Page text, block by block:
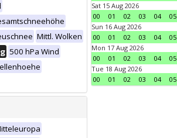
Mittl. Wolken
500 hPa Wind
Sat 15 Aug 2026
00
01 02 03 04 05
Sun 16 Aug 2026
00
01 02 03 04 05
Mon 17 Aug 2026
00
01 02 03 04 05
Tue 18 Aug 2026
00
01 02 03 04 05